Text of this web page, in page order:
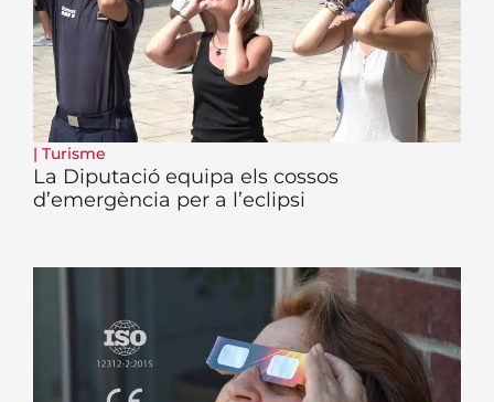
| Turisme
La Diputació equipa els cossos
d’emergència per a l’eclipsi